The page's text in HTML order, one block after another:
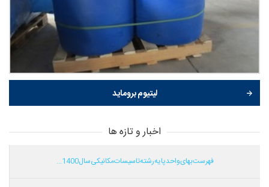
لیتیوم بروماید
اخبار و تازه ها
فهرست بهای واحد پایه رشته تاسیسات مکانیکی سال 1400...